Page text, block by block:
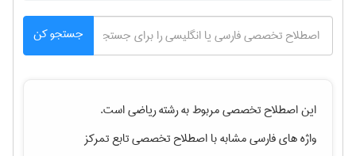
جستجو کن
این اصطلاح تخصصی مربوط به رشتهرياضیاست.
واژه های فارسی مشابه با اصطلاح تخصصیتابع تمرکز